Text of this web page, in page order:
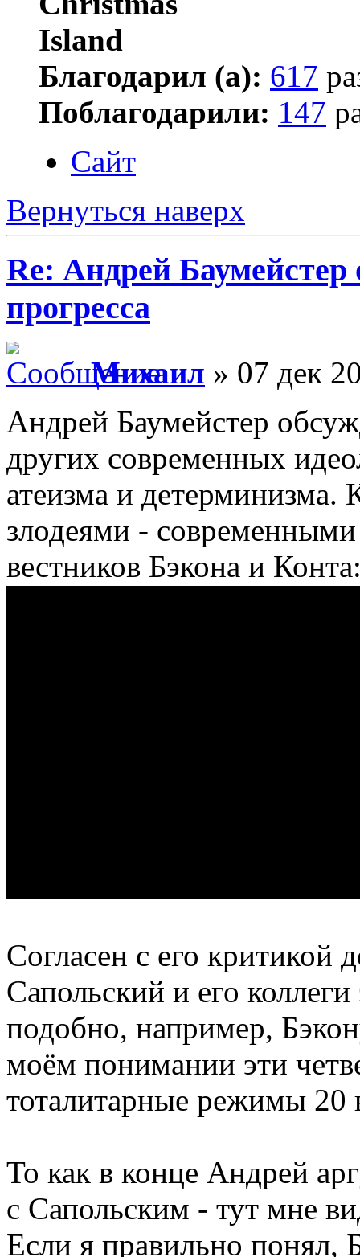
Благодарил (а): 617
Поблагодарили: 147
Сайт
Вернуться наверх
Re: Андрей Баумейстер
прогресса
Михаил » 07 дек
Андрей Баумейстер
других современных
атеизма и
злодеями -
вестников Бэкона и
Согласен с его критикой
Сапольский и его
подобно, например,
моём понимании эти
тоталитарные режимы 20
То как в конце Андрей
с Сапольским - тут мне
Если я правильно понял,